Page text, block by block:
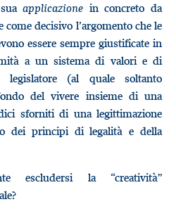
suaapplicazione in concreto da
decisivo l’argomento che le
essere sempre giustificate in
a un sistema di valori e di
(al quale soltanto
del vivere insieme di una
sforniti di una legittimazione
dei principi di legalità e della
escludersi la “creatività”